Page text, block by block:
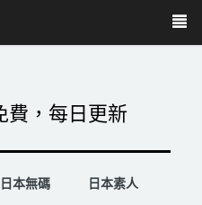
費，每日更新
日本無碼
日本素人